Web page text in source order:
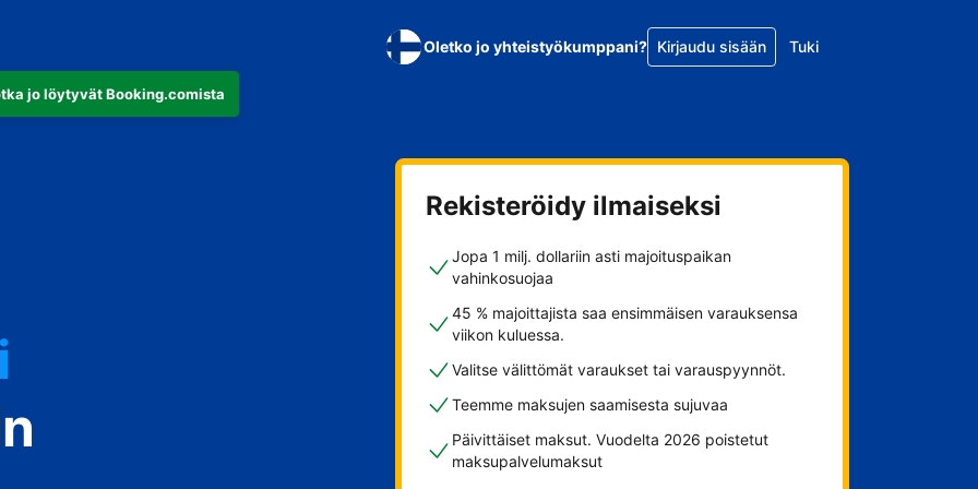
jo löytyvät Booking.comista
Oletko jo yhteistyökumppani? Kirjaudu sisään Tuki
Rekisteröidy ilmaiseksi
Jopa 1 milj. dollariin asti majoituspaikan
vahinkosuojaa
45 % majoittajista saa ensimmäisen varauksensa
viikon kuluessa.
Valitse välittömät varaukset tai varauspyynnöt.
Teemme maksujen saamisesta sujuvaa
Päivittäiset maksut. Vuodelta 2026 poistetut
maksupalvelumaksut